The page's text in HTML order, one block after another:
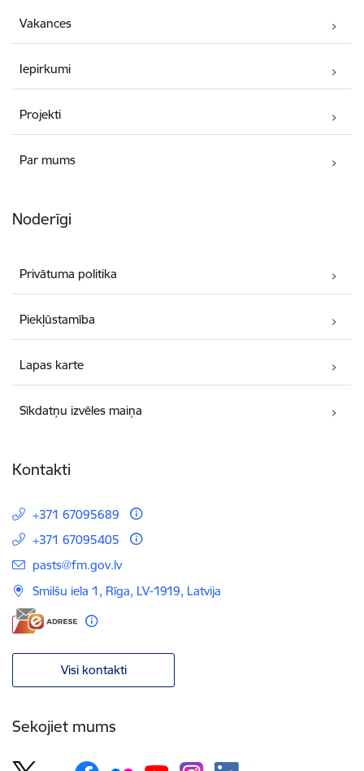
Vakances
Iepirkumi
Projekti
Par mums
Noderīgi
Privātuma politika
Piekļūstamība
Lapas karte
Sīkdatņu izvēles maiņa
Kontakti
+371 67095689
+371 67095405
E-pasts:
pasts@fm.gov.lv
Smilšu iela 1, Rīga, LV-1919, Latvija
Visi kontakti
Sekojiet mums